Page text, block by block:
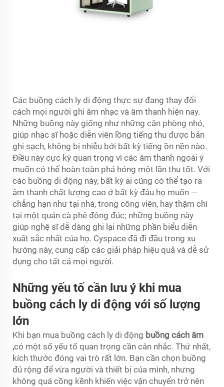
Các buồng cách ly di động thực sự đang thay đổi
cách mọi người ghi âm nhạc và âm thanh hiện nay.
Những buồng này giống như những căn phòng nhỏ,
giúp nhạc sĩ hoặc diễn viên lồng tiếng thu được bản
ghi sạch, không bị nhiễu bởi bất kỳ tiếng ồn nền nào.
Điều này cực kỳ quan trọng vì các âm thanh ngoài ý
muốn có thể hoàn toàn phá hỏng một lần thu tốt. Với
các buồng di động này, bất kỳ ai cũng có thể tạo ra
âm thanh chất lượng cao ở bất kỳ đâu họ muốn —
chẳng hạn như tại nhà, trong công viên, hay thậm chí
tại một quán cà phê đông đúc; những buồng này
giúp nghệ sĩ dễ dàng ghi lại những phần biểu diễn
xuất sắc nhất của họ. Cyspace đã đi đầu trong xu
hướng này, cung cấp các giải pháp hiệu quả và dễ sử
dụng cho tất cả mọi người.
Những yếu tố cần lưu ý khi mua
buồng cách ly di động với số lượng
lớn
Khi bạn mua buồng cách ly di động buồng cách âm
,có một số yếu tố quan trọng cần cân nhắc. Thứ nhất,
kích thước đóng vai trò rất lớn. Bạn cần chọn buồng
đủ rộng để vừa người và thiết bị của mình, nhưng
không quá cồng kềnh khiến việc vận chuyển trở nên